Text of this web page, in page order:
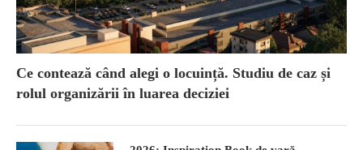
Ce contează când alegi o locuință. Studiu de caz și
rolul organizării în luarea deciziei